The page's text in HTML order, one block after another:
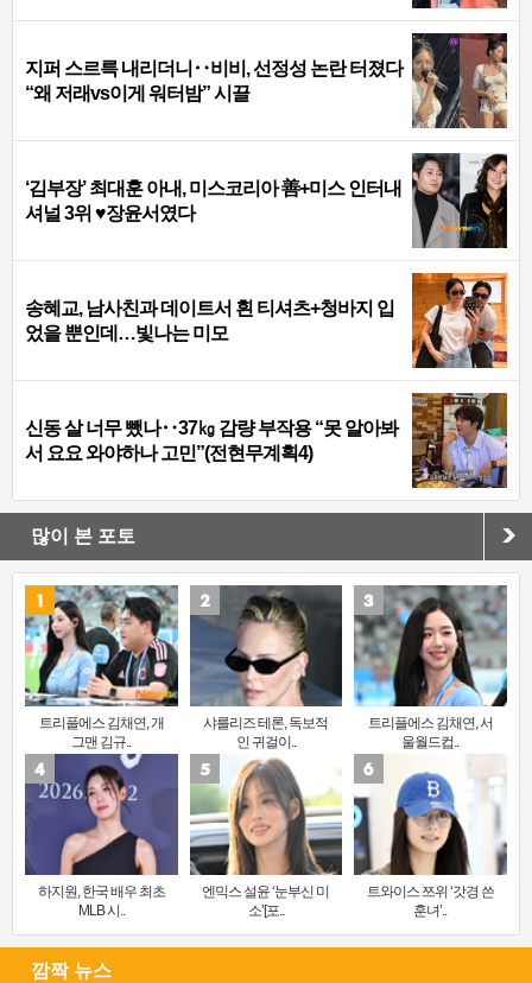
지퍼 스르륵 내리더니‥비비, 선정성 논란 터졌다
“왜 저래vs이게 워터밤” 시끌
‘김부장’ 최대훈 아내, 미스코리아 善+미스 인터내
셔널 3위 ♥장윤서였다
송혜교, 남사친과 데이트서 흰 티셔츠+청바지 입
었을 뿐인데…빛나는 미모
신동 살 너무 뺐나‥37㎏ 감량 부작용 “못 알아봐
서 요요 와야하나 고민”(전현무계획4)
많이 본 포토
트리플에스 김채연, 개
그맨 김규..
샤를리즈 테론, 독보적
인 귀걸이..
트리플에스 김채연, 서
울월드컵..
하지원, 한국 배우 최초
MLB 시..
엔믹스 설윤 ‘눈부신 미
소’[포..
트와이스 쯔위 ‘갓경 쓴
훈녀’..
깜짝 뉴스